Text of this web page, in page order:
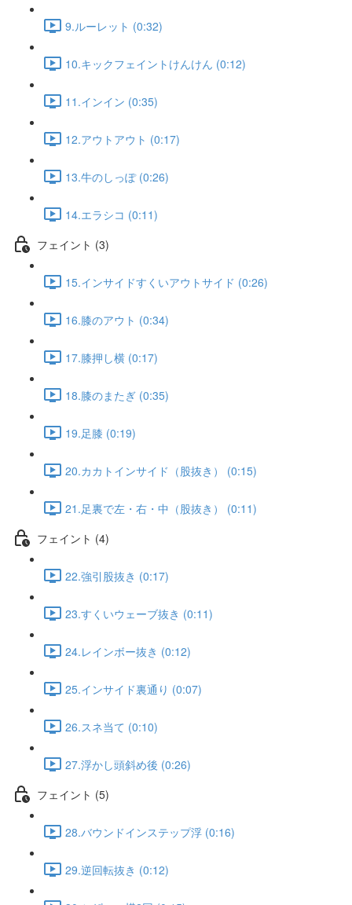
9.ルーレット (0:32)
10.キックフェイントけんけん (0:12)
11.インイン (0:35)
12.アウトアウト (0:17)
13.牛のしっぽ (0:26)
14.エラシコ (0:11)
フェイント (3)
15.インサイドすくいアウトサイド (0:26)
16.膝のアウト (0:34)
17.膝押し横 (0:17)
18.膝のまたぎ (0:35)
19.足膝 (0:19)
20.カカトインサイド（股抜き） (0:15)
21.足裏で左・右・中（股抜き） (0:11)
フェイント (4)
22.強引股抜き (0:17)
23.すくいウェーブ抜き (0:11)
24.レインボー抜き (0:12)
25.インサイド裏通り (0:07)
26.スネ当て (0:10)
27.浮かし頭斜め後 (0:26)
フェイント (5)
28.バウンドインステップ浮 (0:16)
29.逆回転抜き (0:12)